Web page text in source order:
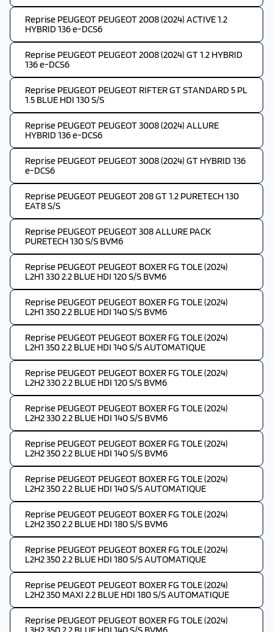
Reprise PEUGEOT PEUGEOT 2008 (2024) ACTIVE 1.2
HYBRID 136 e-DCS6
Reprise PEUGEOT PEUGEOT 2008 (2024) GT 1.2 HYBRID
136 e-DCS6
Reprise PEUGEOT PEUGEOT RIFTER GT STANDARD 5 PL
1.5 BLUE HDI 130 S/S
Reprise PEUGEOT PEUGEOT 3008 (2024) ALLURE
HYBRID 136 e-DCS6
Reprise PEUGEOT PEUGEOT 3008 (2024) GT HYBRID 136
e-DCS6
Reprise PEUGEOT PEUGEOT 208 GT 1.2 PURETECH 130
EAT8 S/S
Reprise PEUGEOT PEUGEOT 308 ALLURE PACK
PURETECH 130 S/S BVM6
Reprise PEUGEOT PEUGEOT BOXER FG TOLE (2024)
L2H1 330 2.2 BLUE HDI 120 S/S BVM6
Reprise PEUGEOT PEUGEOT BOXER FG TOLE (2024)
L2H1 350 2.2 BLUE HDI 140 S/S BVM6
Reprise PEUGEOT PEUGEOT BOXER FG TOLE (2024)
L2H1 350 2.2 BLUE HDI 140 S/S AUTOMATIQUE
Reprise PEUGEOT PEUGEOT BOXER FG TOLE (2024)
L2H2 330 2.2 BLUE HDI 120 S/S BVM6
Reprise PEUGEOT PEUGEOT BOXER FG TOLE (2024)
L2H2 330 2.2 BLUE HDI 140 S/S BVM6
Reprise PEUGEOT PEUGEOT BOXER FG TOLE (2024)
L2H2 350 2.2 BLUE HDI 140 S/S BVM6
Reprise PEUGEOT PEUGEOT BOXER FG TOLE (2024)
L2H2 350 2.2 BLUE HDI 140 S/S AUTOMATIQUE
Reprise PEUGEOT PEUGEOT BOXER FG TOLE (2024)
L2H2 350 2.2 BLUE HDI 180 S/S BVM6
Reprise PEUGEOT PEUGEOT BOXER FG TOLE (2024)
L2H2 350 2.2 BLUE HDI 180 S/S AUTOMATIQUE
Reprise PEUGEOT PEUGEOT BOXER FG TOLE (2024)
L2H2 350 MAXI 2.2 BLUE HDI 180 S/S AUTOMATIQUE
Reprise PEUGEOT PEUGEOT BOXER FG TOLE (2024)